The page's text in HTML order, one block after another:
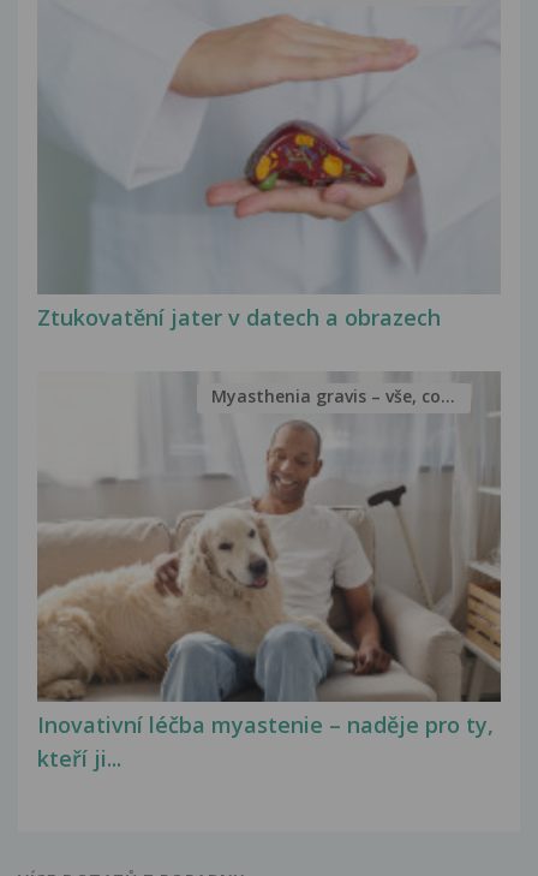
Ztukovatění jater v datech a obrazech
Inovativní léčba myastenie – naděje pro ty,
kteří ji...
Myasthenia gravis – vše, co...